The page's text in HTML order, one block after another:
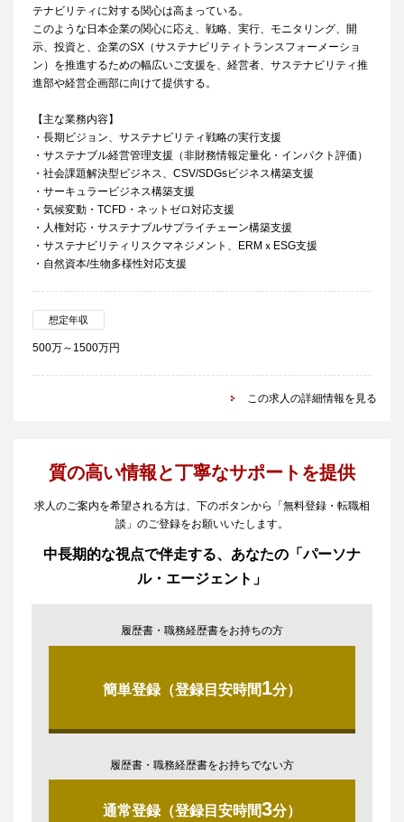
テナビリティに対する関心は高まっている。
このような日本企業の関心に応え、戦略、実行、モニタリング、開
示、投資と、企業のSX（サステナビリティトランスフォーメーショ
ン）を推進するための幅広いご支援を、経営者、サステナビリティ推
進部や経営企画部に向けて提供する。
【主な業務内容】
・長期ビジョン、サステナビリティ戦略の実行支援
・サステナブル経営管理支援（非財務情報定量化・インパクト評価）
・社会課題解決型ビジネス、CSV/SDGsビジネス構築支援
・サーキュラービジネス構築支援
・気候変動・TCFD・ネットゼロ対応支援
・人権対応・サステナブルサプライチェーン構築支援
・サステナビリティリスクマネジメント、ERMｘESG支援
・自然資本/生物多様性対応支援
想定年収
500万～1500万円
この求人の詳細情報を見る
質の高い情報と丁寧なサポートを提供
求人のご案内を希望される方は、下のボタンから「無料登録・転職相
談」のご登録をお願いいたします。
中長期的な視点で伴走する、あなたの「パーソナ
ル・エージェント」
履歴書・職務経歴書をお持ちの方
簡単登録（登録目安時間1分）
履歴書・職務経歴書をお持ちでない方
通常登録（登録目安時間3分）